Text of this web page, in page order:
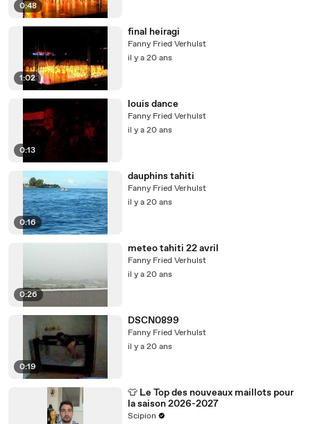
0:48
1:02
final heiragi
Fanny Fried Verhulst
il y a 20 ans
0:13
louis dance
Fanny Fried Verhulst
il y a 20 ans
0:16
dauphins tahiti
Fanny Fried Verhulst
il y a 20 ans
0:26
meteo tahiti 22 avril
Fanny Fried Verhulst
il y a 20 ans
0:19
DSCN0899
Fanny Fried Verhulst
il y a 20 ans
👕 Le Top des nouveaux maillots pour
la saison 2026-2027
Scipion